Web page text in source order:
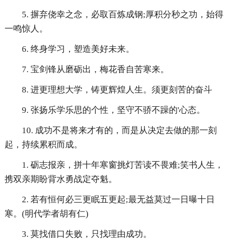
5. 摒弃侥幸之念，必取百炼成钢;厚积分秒之功，始得
一鸣惊人。
6. 终身学习，塑造美好未来。
7. 宝剑锋从磨砺出，梅花香自苦寒来。
8. 进更理想大学，铸更辉煌人生。须更刻苦的奋斗
9. 张扬乐学乐思的个性，坚守不骄不躁的'心态。
10. 成功不是将来才有的，而是从决定去做的那一刻
起，持续累积而成。
1. 砺志报亲，拼十年寒窗挑灯苦读不畏难;笑书人生，
携双亲期盼背水勇战定夺魁。
2. 若有恒何必三更眠五更起;最无益莫过一日曝十日
寒。(明代学者胡有仁)
3. 莫找借口失败，只找理由成功。